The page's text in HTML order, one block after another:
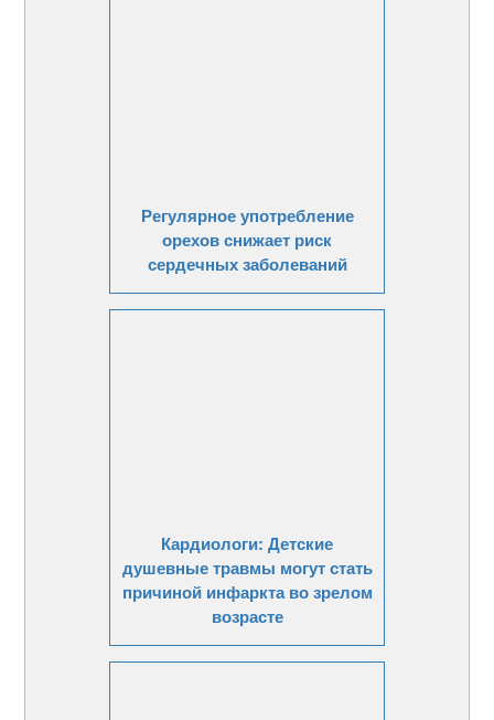
Регулярное употребление
орехов снижает риск
сердечных заболеваний
Кардиологи: Детские
душевные травмы могут стать
причиной инфаркта во зрелом
возрасте